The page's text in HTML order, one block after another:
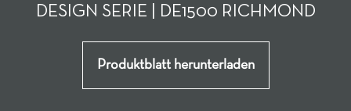
DESIGN SERIE | DE1500 RICHMOND
Produktblatt herunterladen